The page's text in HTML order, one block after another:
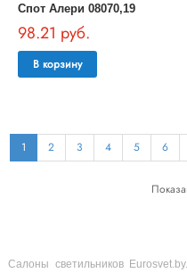
Спот Алери 08070,19
98.21 руб.
В корзину
1 2 3 4 5 6
Салоны светильников